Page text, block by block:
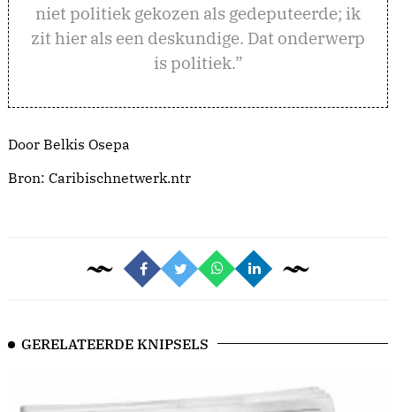
niet politiek gekozen als gedeputeerde; ik
zit hier als een deskundige. Dat onderwerp
is politiek.”
Door Belkis Osepa
Bron: Caribischnetwerk.ntr
GERELATEERDE KNIPSELS